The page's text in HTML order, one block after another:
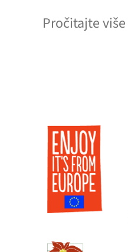
Pročitajte više